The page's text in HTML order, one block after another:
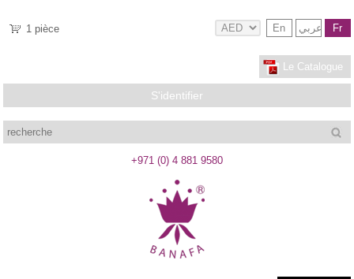
En عربي Fr
1 pièce
Le Catalogue
S'identifier
+971 (0) 4 881 9580